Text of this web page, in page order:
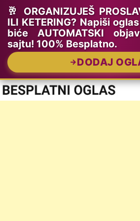
🥂 ORGANIZUJEŠ
ILI KETERING? Napiši
biće AUTOMATSKI
sajtu! 100% Besplatno.
DODAJ